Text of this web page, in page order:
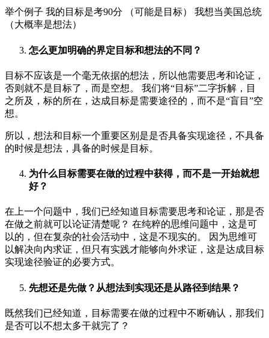
举个例子 我的目标是考90分 （可能是目标） 我想当美国总统
（大概率是想法）
怎么更加明确的界定目标和想法的不同？
目标不应该是一个毫无依据的想法，所以他需要思考和论证，
否则就不是目标了，而是空想。 我们将“目标”二字拆解，目
之所及，标的所在，达成目标是需要途径的，而不是“盲目”空
想。
所以，想法和目标一个重要区别是是否具备实现途径，不具备
的时候是想法，具备的时候是目标。
为什么目标需要在做的过程中获得，而不是一开始就想
好？
在上一个问题中，我们已经知道目标需要思考和论证，那是否
在做之前就可以论证清楚呢？ 在纯粹的思维问题中，这是可
以的，但在复杂的社会活动中，这是不现实的。 因为思维可
以解决向内求证，但只有实践才能够向外求证，这是达成目标
实现途径验证的必要方式。
先想还是先做？从想法到实现还是从路径到结果？
既然我们已经知道，目标需要在做的过程中不断确认，那我们
是否可以不想太多干就完了？